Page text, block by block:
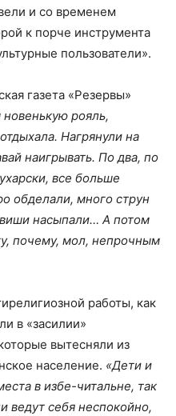
и со временем
к порче инструмента
пользователи».
газета «Резервы»
рояль,
Нагрянули на
наигрывать. По два, по
все больше
обделали, много струн
насыпали… А потом
почему, мол, непрочным
работы, как
в «засилии»
вытесняли из
население. «Дети и
в избе-читальне, так
ведут себя неспокойно,